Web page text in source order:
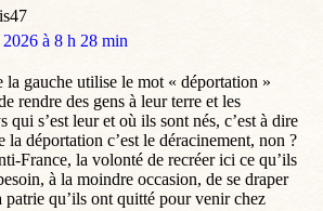
à 8 h 28 min
la gauche utilise le mot « déportation »
rendre des gens à leur terre et les
qui s’est leur et où ils sont nés, c’est à dire
la déportation c’est le déracinement, non ?
France, la volonté de recréer ici ce qu’ils
à la moindre occasion, de se draper
patrie qu’ils ont quitté pour venir chez